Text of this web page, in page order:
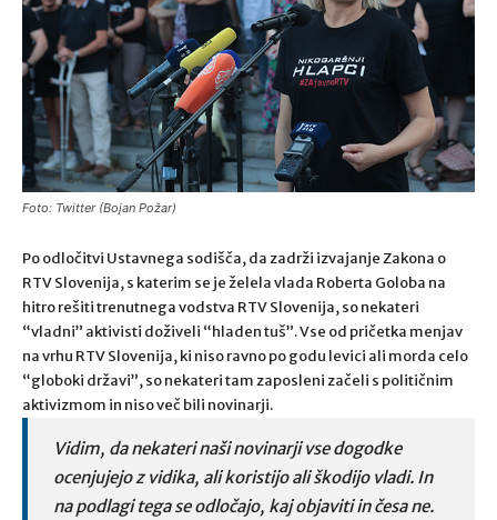
Foto: Twitter (Bojan Požar)
Po odločitvi Ustavnega sodišča, da zadrži izvajanje Zakona o
RTV Slovenija, s katerim se je želela vlada Roberta Goloba na
hitro rešiti trenutnega vodstva RTV Slovenija, so nekateri
“vladni” aktivisti doživeli “hladen tuš”. Vse od pričetka menjav
na vrhu RTV Slovenija, ki niso ravno po godu levici ali morda celo
“globoki državi”, so nekateri tam zaposleni začeli s političnim
aktivizmom in niso več bili novinarji.
Vidim, da nekateri naši novinarji vse dogodke
ocenjujejo z vidika, ali koristijo ali škodijo vladi. In
na podlagi tega se odločajo, kaj objaviti in česa ne.